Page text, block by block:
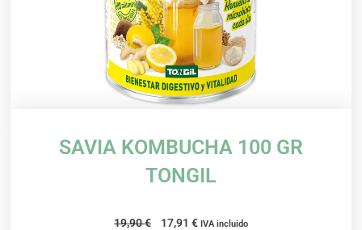
SAVIA KOMBUCHA 100 GR
TONGIL
19,90€
El
17,91 €ElIVA incluido